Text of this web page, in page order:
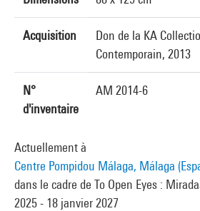
Acquisition
Don de la KA
Contemporain, 2013
N°
d'inventaire
AM 2014-6
Actuellement à
Centre Pompidou Málaga, Málaga
dans le cadre de To Open Eyes :
2025 - 18 janvier 2027